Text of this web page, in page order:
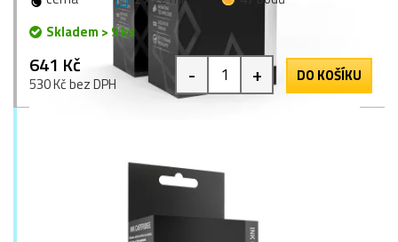
Skladem > 9 ks
641 Kč
530 Kč bez DPH - + DO KOŠÍKU